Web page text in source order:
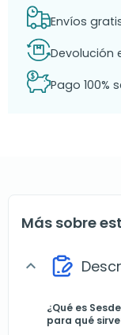
Envíos
Devolución
Pago 100%
Más sobre
expand_more
¿Qué es
para qué